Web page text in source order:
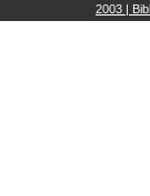
2003 |